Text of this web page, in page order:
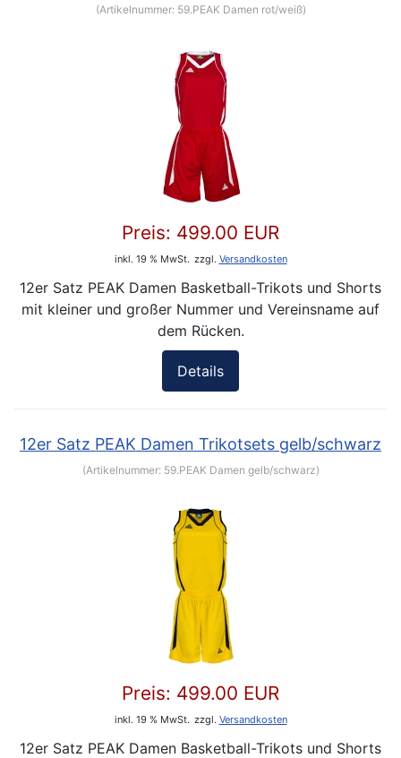
(Artikelnummer: 59.PEAK Damen rot/weiß)
Preis: 499.00 EUR
inkl. 19 % MwSt. zzgl. Versandkosten
12er Satz PEAK Damen Basketball-Trikots und Shorts
mit kleiner und großer Nummer und Vereinsname auf
dem Rücken.
Details
12er Satz PEAK Damen Trikotsets gelb/schwarz
(Artikelnummer: 59.PEAK Damen gelb/schwarz)
Preis: 499.00 EUR
inkl. 19 % MwSt. zzgl. Versandkosten
12er Satz PEAK Damen Basketball-Trikots und Shorts